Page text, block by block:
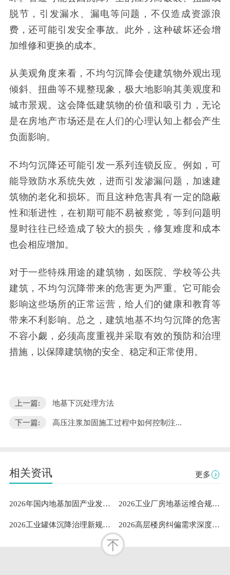
脱节，引发漏水、漏电等问题，不仅造成资源浪
费，还可能引发安全事故。此外，这种破坏还会增
加维修和更换的成本。
从美观角度来看，不均匀沉降会使建筑物外观出现
倾斜、扭曲等不规整现象，极大地影响其美观度和
城市景观。这会降低建筑物的价值和吸引力，无论
是在房地产市场还是在人们的心理认知上都会产生
负面影响。
不均匀沉降还可能引发一系列连锁反应。例如，可
能导致防水系统失效，进而引发渗漏问题，加速建
筑物的老化和损坏。而且这种危害具有一定的隐蔽
性和渐进性，在初期可能不易被察觉，等到问题明
显时往往已经造成了较大的损失，修复难度和成本
也会相应增加。
对于一些特殊用途的建筑物，如医院、学校等公共
建筑，不均匀沉降带来的危害更为严重。它可能会
影响这些场所的正常运营，给人们的健康和教育等
带来不利影响。总之，建筑地基不均匀沉降的危害
不容小觑，必须高度重视并采取有效的预防和治理
措施，以保障建筑物的安全、稳定和正常使用。
上一篇: 地基下沉处理方法
下一篇: 高压注浆加固施工过程中如何控制注...
相关资讯 更多
2026年国内地基加固产业发展洞察：既有建筑安全与工业需求下山东隆达伟业地基加固技术有限公司成熟案例与服务能力解析 2026工业厂房地基运维合规指南：专业地坪修复服务商的稳定性测评与选型参考
2026工业罐体沉降治理新规范：标准化扶正流程与专业服务体系深度解析 2026高层楼房纠偏需求深度解析：聚焦山东隆达伟业地基加固技术有限公司专业服务能力解读